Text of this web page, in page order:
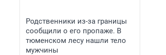
Родственники из-за границы
сообщили о его пропаже. В
тюменском лесу нашли тело
мужчины